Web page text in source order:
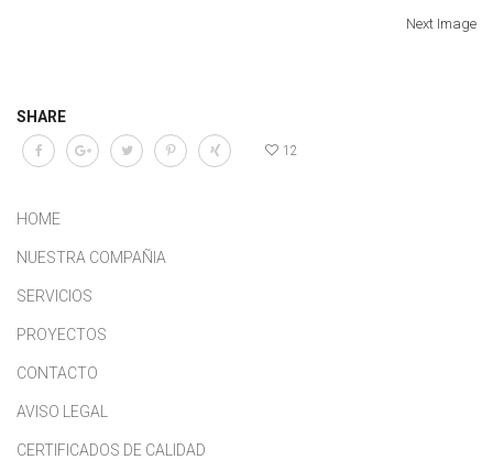
Next Image
SHARE
12
HOME
NUESTRA COMPAÑIA
SERVICIOS
PROYECTOS
CONTACTO
AVISO LEGAL
CERTIFICADOS DE CALIDAD